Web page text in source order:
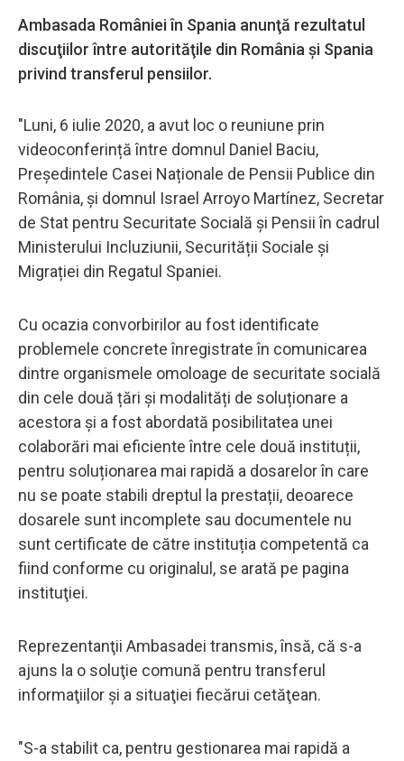
Ambasada României în Spania anunţă rezultatul
discuţiilor între autorităţile din România şi Spania
privind transferul pensiilor.
"Luni, 6 iulie 2020, a avut loc o reuniune prin
videoconferință între domnul Daniel Baciu,
Președintele Casei Naționale de Pensii Publice din
România, și domnul Israel Arroyo Martínez, Secretar
de Stat pentru Securitate Socială și Pensii în cadrul
Ministerului Incluziunii, Securității Sociale și
Migrației din Regatul Spaniei.
Cu ocazia convorbirilor au fost identificate
problemele concrete înregistrate în comunicarea
dintre organismele omoloage de securitate socială
din cele două țări și modalități de soluționare a
acestora și a fost abordată posibilitatea unei
colaborări mai eficiente între cele două instituții,
pentru soluționarea mai rapidă a dosarelor în care
nu se poate stabili dreptul la prestații, deoarece
dosarele sunt incomplete sau documentele nu
sunt certificate de către instituția competentă ca
fiind conforme cu originalul, se arată pe pagina
instituţiei.
Reprezentanţii Ambasadei transmis, însă, că s-a
ajuns la o soluţie comună pentru transferul
informaţiilor şi a situaţiei fiecărui cetăţean.
"S-a stabilit ca, pentru gestionarea mai rapidă a